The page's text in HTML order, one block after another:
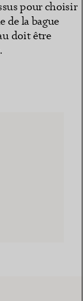
pour choisir
de la bague
doit être